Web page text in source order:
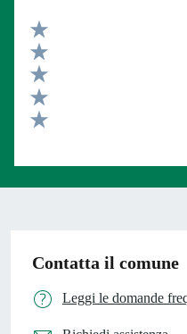
Valuta 5 stelle su 5
Valuta 4 stelle su 5
Valuta 3 stelle su 5
Valuta 2 stelle su 5
Contatta il comune
Leggi le domande